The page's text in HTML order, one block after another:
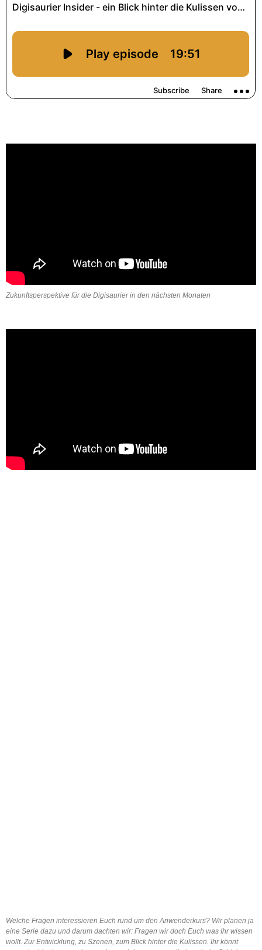
Zukunftsperspektive für die Digisaurier in den nächsten Monaten
Welche Fragen interessieren Euch rund um den Anwenderkurs? Wir planen ja
eine Serie dazu und darum dachten wir: Fragen wir doch Euch was Ihr wissen
wollt. Zur Entwicklung, zu Szenen, zum Blick hinter die Kulissen. Ihr könnt